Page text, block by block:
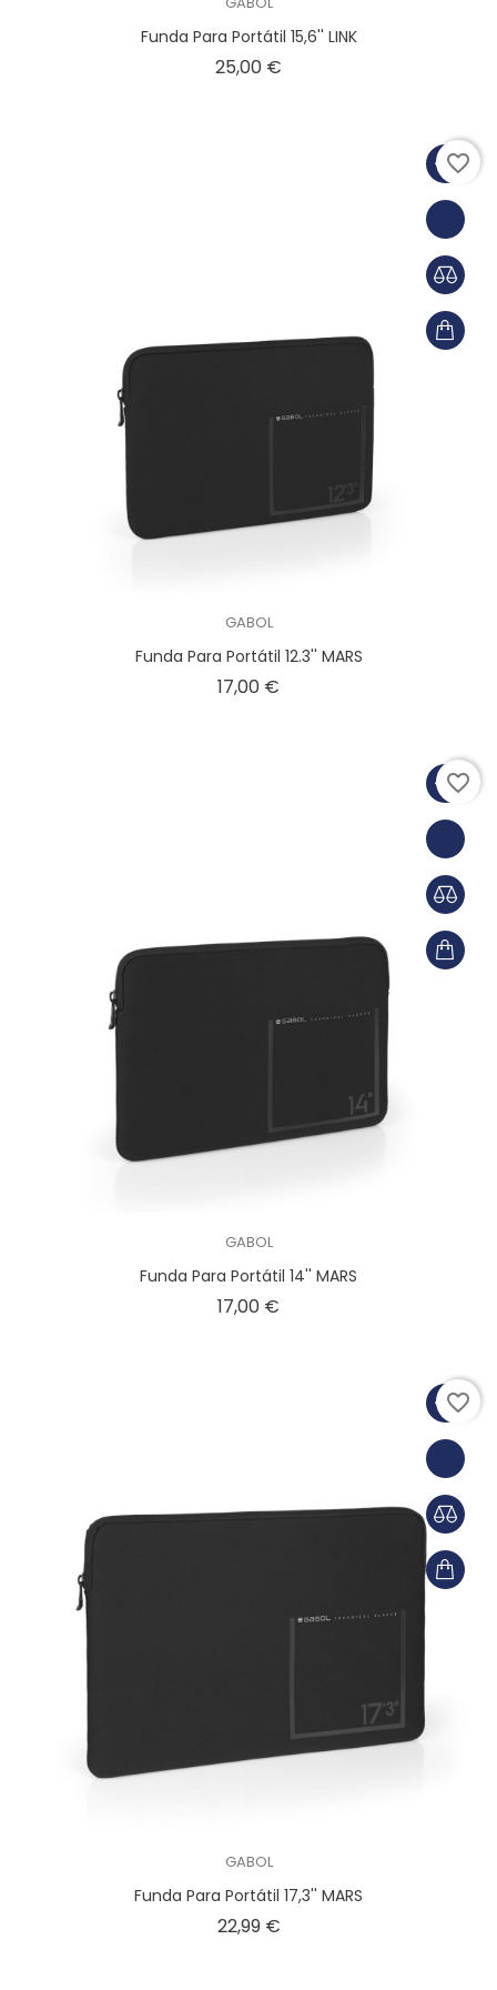
Funda Para Portátil 15,6'' LINK
25,00 €
GABOL
Funda Para Portátil 12.3'' MARS
17,00 €
favorite_border
GABOL
Funda Para Portátil 14'' MARS
17,00 €
favorite_border
GABOL
Funda Para Portátil 17,3'' MARS
22,99 €Precio
favorite_border